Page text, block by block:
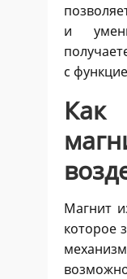
и
с
Магнит
которое